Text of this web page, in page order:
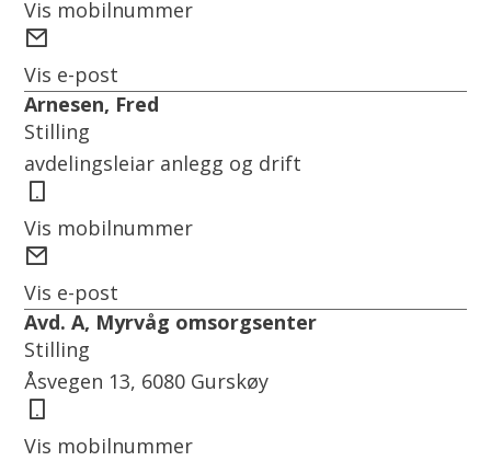
Vis mobilnummer
post
Vis e-post
Arnesen, Fred
Stilling
avdelingsleiar anlegg og drift
Vis mobilnummer
post
Vis e-post
Avd. A, Myrvåg omsorgsenter
Stilling
Åsvegen 13, 6080 Gurskøy
Vis mobilnummer